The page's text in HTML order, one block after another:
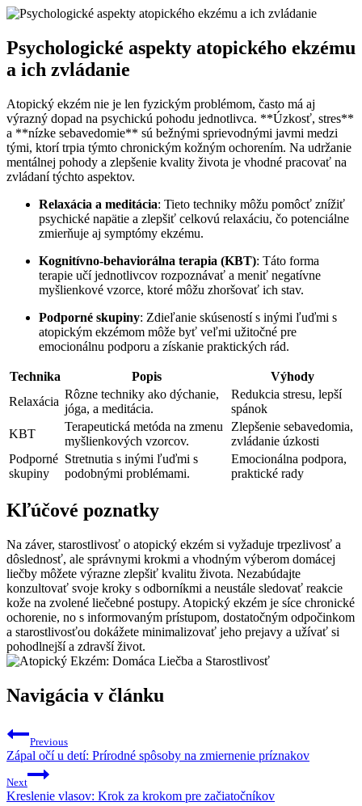
Psychologické aspekty atopického ekzému
a ich zvládanie
Atopický ekzém nie je len fyzickým problémom, často má aj
výrazný dopad na psychickú pohodu jednotlivca. **Úzkosť, stres**
a **nízke sebavedomie** sú bežnými sprievodnými javmi medzi
tými, ktorí trpia týmto chronickým kožným ochorením. Na udržanie
mentálnej pohody a zlepšenie kvality života je vhodné pracovať na
zvládaní týchto aspektov.
Relaxácia a meditácia: Tieto techniky môžu pomôcť znížiť
psychické napätie a zlepšiť celkovú relaxáciu, čo potenciálne
zmierňuje aj symptómy ekzému.
Kognitívno-behaviorálna terapia (KBT): Táto forma
terapie učí jednotlivcov rozpoznávať a meniť negatívne
myšlienkové vzorce, ktoré môžu zhoršovať ich stav.
Podporné skupiny: Zdieľanie skúseností s inými ľuďmi s
atopickým ekzémom môže byť veľmi užitočné pre
emocionálnu podporu a získanie praktických rád.
Technika Popis
Výhody
Relaxácia
Rôzne techniky ako dýchanie,
jóga, a meditácia.
Redukcia stresu, lepší
spánok
KBT
Terapeutická metóda na zmenu
myšlienkových vzorcov.
Zlepšenie sebavedomia,
zvládanie úzkosti
Podporné
skupiny
Stretnutia s inými ľuďmi s
podobnými problémami.
Emocionálna podpora,
praktické rady
Kľúčové poznatky
Na záver, starostlivosť o atopický ekzém si vyžaduje trpezlivosť a
dôslednosť, ale správnymi krokmi a vhodným výberom domácej
liečby môžete výrazne zlepšiť kvalitu života. Nezabúdajte
konzultovať svoje kroky s odborníkmi a neustále sledovať reakcie
kože na zvolené liečebné postupy. Atopický ekzém je síce chronické
ochorenie, no s informovaným prístupom, dostatočným odpočinkom
a starostlivosťou dokážete minimalizovať jeho prejavy a užívať si
pohodlnejší a zdravší život.
Navigácia v článku
Previous
Zápal očí u detí: Prírodné spôsoby na zmiernenie príznakov
Next
Kreslenie vlasov: Krok za krokom pre začiatočníkov